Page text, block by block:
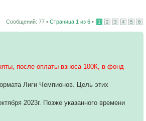
Сообщений: 77 • Страница 1 из 6 • 1 2 3 4 5 6
после оплаты взноса 100К, в фонд
Лиги Чемпионов. Цель этих
2023г. Позже указанного времени